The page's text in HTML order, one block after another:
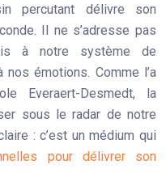
percutant délivre son
Il ne s’adresse pas
à notre système de
émotions. Comme l’a
Everaert-Desmedt, la
sous le radar de notre
: c’est un médium qui
pour délivrer son